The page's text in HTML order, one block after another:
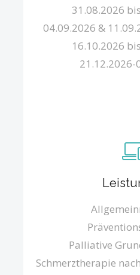
31.08.2026
04.09.2026 &
16.10.2026
21.12.2026-
Palliative
Schmerztherapie